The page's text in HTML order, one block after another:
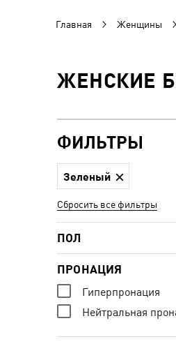
Главная Женщины
ЖЕНСКИЕ
ФИЛЬТРЫ
Зеленый
Сбросить все фильтры
ПОЛ
ПРОНАЦИЯ
Гиперпронация
Нейтральная